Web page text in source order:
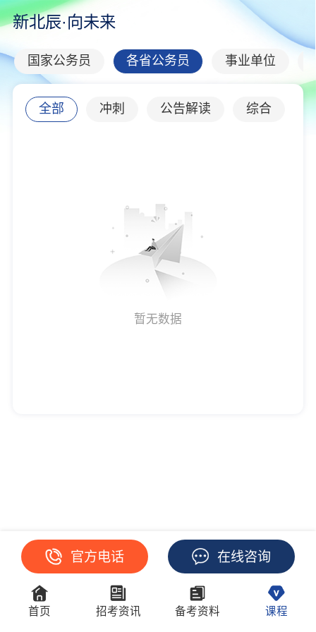
新北辰·向未来
国家公务员 各省公务员 事业单位
全部 冲刺 公告解读 综合
暂无数据
官方电话 在线咨询
首页 招考资讯 备考资料 课程